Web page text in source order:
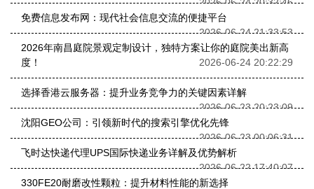
免费信息发布网：现代社会信息交流的便捷平台
2026-06-24 21:33:53
2026年南昌庭院景观定制设计，独特方案让你的庭院美出新高
度！
2026-06-24 20:22:29
选择香港云服务器：提升业务竞争力的关键因素详解
2026-06-23 20:23:09
沈阳GEO公司：引领新时代的搜索引擎优化先锋
2026-06-23 00:06:31
飞时达快递代理UPS国际快递业务详解及优势解析
2026-06-22 17:40:07
330FE20耐磨改性颗粒：提升材料性能的新选择